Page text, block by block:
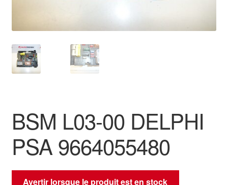
Politique de confidentialité
Procédure de Réclamation
BSM L03-00 DELPHI
PSA 9664055480
Avertir lorsque le produit est en stock